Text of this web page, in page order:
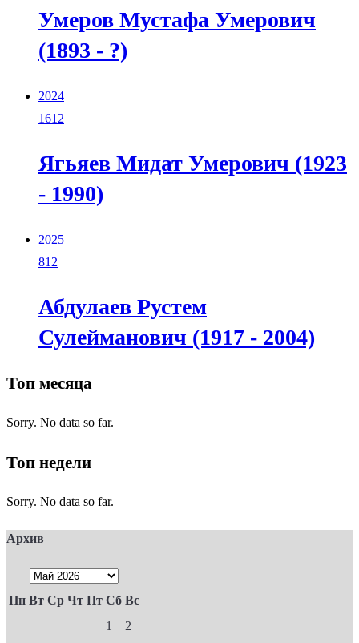
Умеров Мустафа Умерович
(1893 - ?)
2024
1612
Ягьяев Мидат Умерович (1923
- 1990)
2025
812
Абдулаев Рустем
Сулейманович (1917 - 2004)
Топ месяца
Sorry. No data so far.
Топ недели
Sorry. No data so far.
Архив
Пн Вт Ср Чт Пт Сб Вс
1
2